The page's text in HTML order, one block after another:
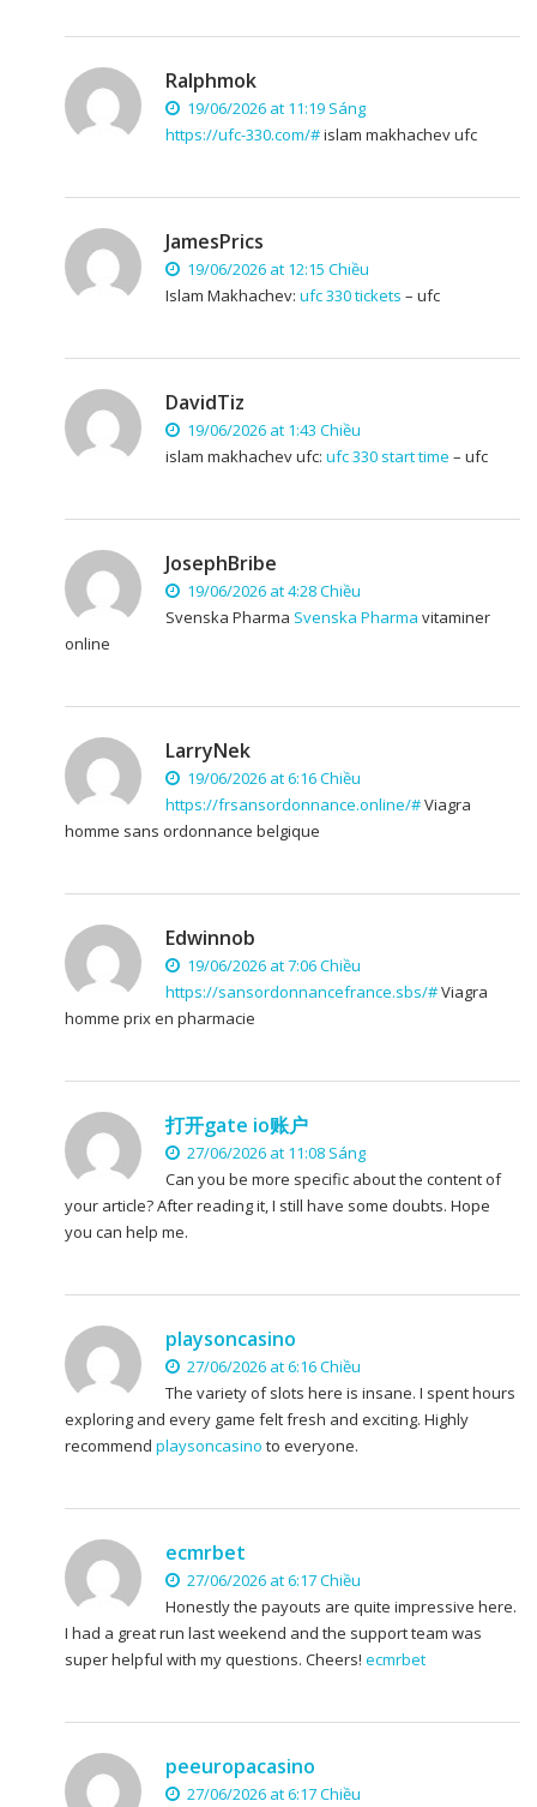
Ralphmok
19/06/2026 at 11:19 Sáng
https://ufc-330.com/#islam makhachev ufc
JamesPrics
19/06/2026 at 12:15 Chiều
Islam Makhachev: ufc 330 tickets – ufc
DavidTiz
19/06/2026 at 1:43 Chiều
islam makhachev ufc: ufc 330 start time – ufc
JosephBribe
19/06/2026 at 4:28 Chiều
Svenska Pharma Svenska Pharma vitaminer
online
LarryNek
19/06/2026 at 6:16 Chiều
https://frsansordonnance.online/#Viagra
homme sans ordonnance belgique
Edwinnob
19/06/2026 at 7:06 Chiều
https://sansordonnancefrance.sbs/#Viagra
homme prix en pharmacie
打开gate io账户
27/06/2026 at 11:08 Sáng
Can you be more specific about the content of
your article? After reading it, I still have some doubts. Hope
you can help me.
playsoncasino
27/06/2026 at 6:16 Chiều
The variety of slots here is insane. I spent hours
exploring and every game felt fresh and exciting. Highly
recommend playsoncasino to everyone.
ecmrbet
27/06/2026 at 6:17 Chiều
Honestly the payouts are quite impressive here.
I had a great run last weekend and the support team was
super helpful with my questions. Cheers! ecmrbet
peeuropacasino
27/06/2026 at 6:17 Chiều